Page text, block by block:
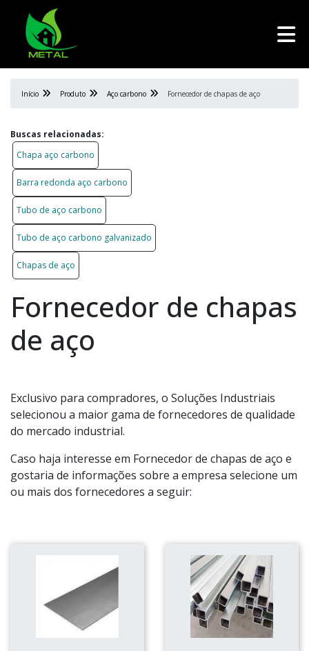
Início Produto Aço carbono Fornecedor de chapas de aço
Buscas relacionadas:
Chapa aço carbono
Barra redonda aço carbono
Tubo de aço carbono
Tubo de aço carbono galvanizado
Chapas de aço
Fornecedor de chapas
de aço
Exclusivo para compradores, o Soluções Industriais
selecionou a maior gama de fornecedores de qualidade
do mercado industrial.
Caso haja interesse em Fornecedor de chapas de aço e
gostaria de informações sobre a empresa selecione um
ou mais dos fornecedores a seguir: